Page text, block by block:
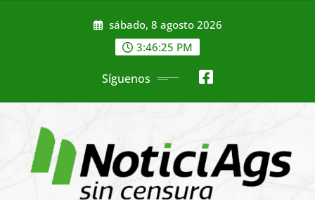
sábado, 8 agosto 2026
3:46:27 PM
Síguenos